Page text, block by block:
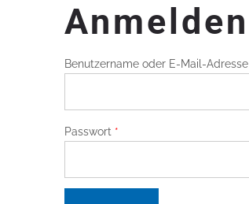
Anmelden
Benutzername oder E-Mail-Adresse
Passwort *